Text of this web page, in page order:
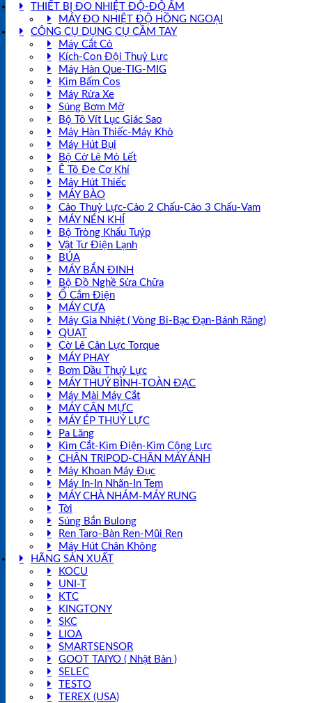
THIẾT BỊ ĐO NHIỆT ĐỘ-ĐỘ ẨM
MÁY ĐO NHIỆT ĐỘ HỒNG NGOẠI
CÔNG CỤ DỤNG CỤ CẦM TAY
Máy Cắt Cỏ
Kích-Con Đội Thuỷ Lực
Máy Hàn Que-TIG-MIG
Kìm Bấm Cos
Máy Rửa Xe
Súng Bơm Mỡ
Bộ Tô Vít Lục Giác Sao
Máy Hàn Thiếc-Máy Khò
Máy Hút Bụi
Bộ Cờ Lê Mỏ Lết
Ê Tô Đe Cơ Khí
Máy Hút Thiếc
MÁY BÀO
Cảo Thuỷ Lực-Cảo 2 Chấu-Cảo 3 Chấu-Vam
MÁY NÉN KHÍ
Bộ Tròng Khẩu Tuýp
Vật Tư Điện Lạnh
BÚA
MÁY BẮN ĐINH
Bộ Đồ Nghề Sửa Chữa
Ổ Cắm Điện
MÁY CƯA
Máy Gia Nhiệt ( Vòng Bi-Bạc Đạn-Bánh Răng)
QUẠT
Cờ Lê Cân Lực Torque
MÁY PHAY
Bơm Dầu Thuỷ Lực
MÁY THUỶ BÌNH-TOÀN ĐẠC
Máy Mài Máy Cắt
MÁY CÂN MỰC
MÁY ÉP THUỶ LỰC
Pa Lăng
Kìm Cắt-Kìm Điện-Kìm Cộng Lực
CHÂN TRIPOD-CHÂN MÁY ẢNH
Máy Khoan Máy Đục
Máy In-In Nhãn-In Tem
MÁY CHÀ NHÁM-MÁY RUNG
Tời
Súng Bắn Bulong
Ren Taro-Bàn Ren-Mũi Ren
Máy Hút Chân Không
HÃNG SẢN XUẤT
KOCU
UNI-T
KTC
KINGTONY
SKC
LIOA
SMARTSENSOR
GOOT TAIYO ( Nhật Bản )
SELEC
TESTO
TEREX (USA)